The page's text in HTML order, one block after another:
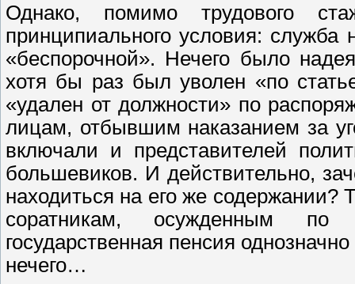
Однако, помимо трудового
принципиального условия:
«беспорочной». Нечего было
хотя бы раз был уволен «по
«удален от должности» по
лицам, отбывшим наказанием за
включали и представителей
большевиков. И действительно,
находиться на его же содержании?
соратникам, осужденным по
государственная пенсия
нечего…